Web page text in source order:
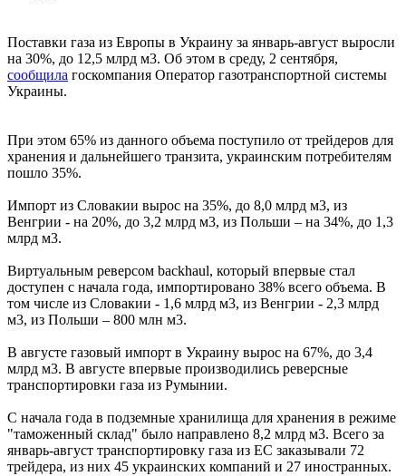
Поставки газа из Европы в Украину за январь-август выросли
на 30%, до 12,5 млрд м3. Об этом в среду, 2 сентября,
сообщила госкомпания Оператор газотранспортной системы
Украины.
При этом 65% из данного объема поступило от трейдеров для
хранения и дальнейшего транзита, украинским потребителям
пошло 35%.
Импорт из Словакии вырос на 35%, до 8,0 млрд м3, из
Венгрии - на 20%, до 3,2 млрд м3, из Польши – на 34%, до 1,3
млрд м3.
Виртуальным реверсом backhaul, который впервые стал
доступен с начала года, импортировано 38% всего объема. В
том числе из Словакии - 1,6 млрд м3, из Венгрии - 2,3 млрд
м3, из Польши – 800 млн м3.
В августе газовый импорт в Украину вырос на 67%, до 3,4
млрд м3. В августе впервые производились реверсные
транспортировки газа из Румынии.
С начала года в подземные хранилища для хранения в режиме
"таможенный склад" было направлено 8,2 млрд м3. Всего за
январь-август транспортировку газа из ЕС заказывали 72
трейдера, из них 45 украинских компаний и 27 иностранных.